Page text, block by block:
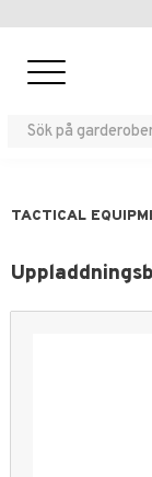
TACTICAL